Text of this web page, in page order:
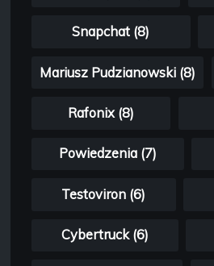
Snapchat (8)
Mariusz Pudzianowski (8)
Rafonix (8)
Powiedzenia (7)
Testoviron (6)
Cybertruck (6)